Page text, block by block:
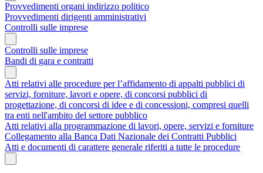
Provvedimenti organi indirizzo politico
Provvedimenti dirigenti amministrativi
Controlli sulle imprese
Controlli sulle imprese
Bandi di gara e contratti
Atti relativi alle procedure per l’affidamento di appalti pubblici di
servizi, forniture, lavori e opere, di concorsi pubblici di
progettazione, di concorsi di idee e di concessioni, compresi quelli
tra enti nell'ambito del settore pubblico
Atti relativi alla programmazione di lavori, opere, servizi e forniture
Collegamento alla Banca Dati Nazionale dei Contratti Pubblici
Atti e documenti di carattere generale riferiti a tutte le procedure